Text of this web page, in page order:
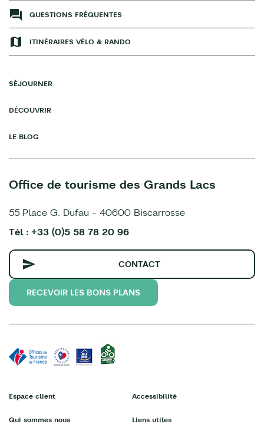
QUESTIONS FRÉQUENTES
ITINÉRAIRES VÉLO & RANDO
SÉJOURNER
DÉCOUVRIR
LE BLOG
Office de tourisme des Grands Lacs
55 Place G. Dufau - 40600 Biscarrosse
Tél : +33 (0)5 58 78 20 96
CONTACT
RECEVOIR LES BONS PLANS
Espace client
Qui sommes nous
Accessibilité
Liens utiles